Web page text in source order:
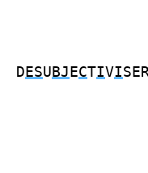
D ESU BJ ECTIVI